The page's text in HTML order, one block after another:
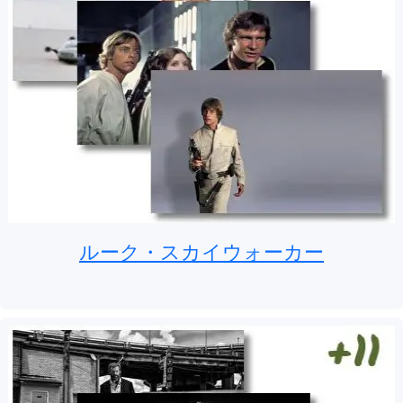
ルーク・スカイウォーカー